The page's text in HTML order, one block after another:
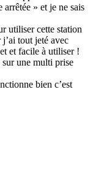
» et je ne sais
utiliser cette station
tout jeté avec
et facile à utiliser !
sur une multi prise
bien c’est